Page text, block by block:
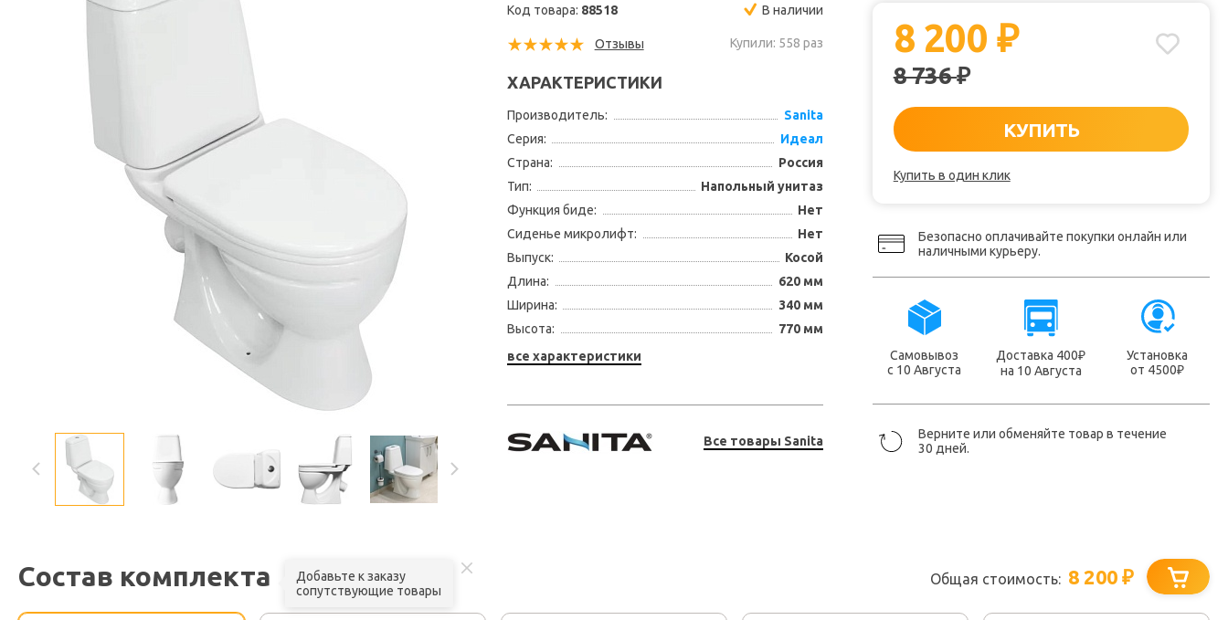
Код товара: 88518 В наличии
Отзывы Купили: 558 раз
ХАРАКТЕРИСТИКИ
Производитель:
Sanita
Серия:
Идеал
Страна:
Россия
Тип:
Напольный унитаз
Функция биде:
Нет
Сиденье микролифт:
Нет
Выпуск:
Косой
Длина:
620 мм
Ширина:
340 мм
Высота:
770 мм
все характеристики
Все товары Sanita
8 200 ₽
8 736₽
КУПИТЬ
Купить в один клик
Безопасно оплачивайте покупки онлайн или
наличными курьеру.
Самовывоз
с 10 Августа
Доставка 400₽
на 10 Августа
Установка
от 4500₽
Верните или обменяйте товар в течение
30 дней.
Состав комплекта
Добавьте к заказу
сопутствующие товары
Общая стоимость: 8 200₽